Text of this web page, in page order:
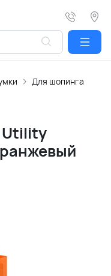
Для шопинга
Utility